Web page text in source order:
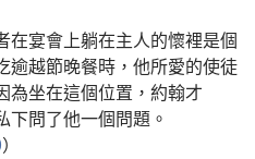
在宴會上躺在主人的懷裡是個
逾越節晚餐時 ， 他所愛的使徒
為坐在這個位置 ， 約翰才
下問了他一個問題 。
）